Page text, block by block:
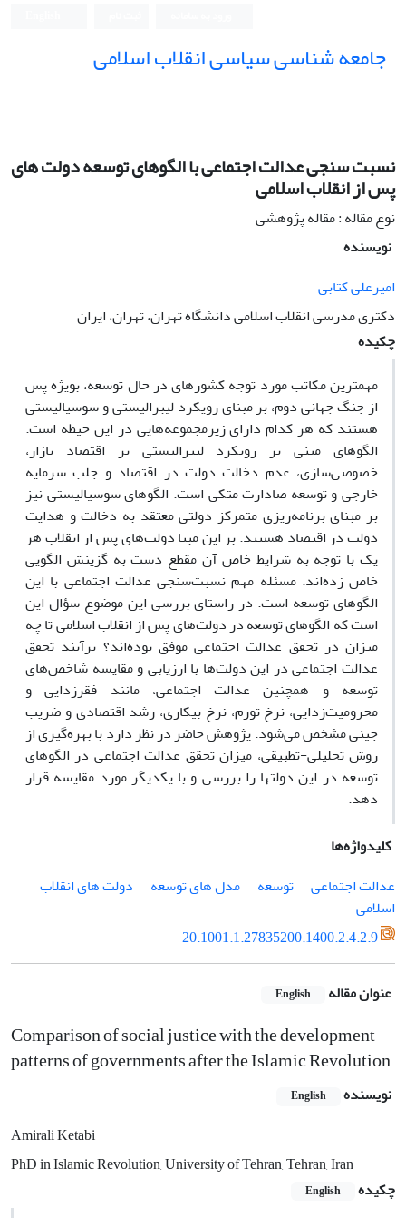
جامعه شناسی سیاسی انقلاب اسلامی
نسبت سنجی عدالت اجتماعی با الگوهای توسعه دولت های
پس از انقلاب اسلامی
نوع مقاله : مقاله پژوهشی
نویسنده
امیرعلی کتابی
دکتری مدرسی انقلاب اسلامی دانشگاه تهران، تهران، ایران
چکیده
مهمترین مکاتب مورد توجه کشورهای در حال توسعه، بویژه پس
از جنگ جهانی دوم، بر مبنای رویکرد لیبرالیستی و سوسیالیستی
هستند که هر کدام دارای زیرمجموعه‌هایی در این حیطه است.
الگوهای مبنی بر رویکرد لیبرالیستی بر اقتصاد بازار،
خصوصی‌سازی، عدم دخالت دولت در اقتصاد و جلب سرمایه
خارجی و توسعه صادارت متکی است. الگوهای سوسیالیستی نیز
بر مبنای برنامه‌ریزی متمرکز دولتی معتقد به دخالت و هدایت
دولت در اقتصاد هستند. بر این مبنا دولت‌های پس از انقلاب هر
یک با توجه به شرایط خاص آن مقطع دست به گزینش الگویی
خاص زده‌اند. مسئله مهم نسبت‌سنجی عدالت اجتماعی با این
الگوهای توسعه است. در راستای بررسی این موضوع سؤال این
است که الگوهای توسعه در دولت‌های پس از انقلاب اسلامی تا چه
میزان در تحقق عدالت اجتماعی موفق بوده‌اند؟ برآیند تحقق
عدالت اجتماعی در این دولت‌ها با ارزیابی و مقایسه شاخص‌های
توسعه و همچنین عدالت اجتماعی، مانند فقرزدایی و
محرومیت‌زدایی، نرخ تورم، نرخ بیکاری، رشد اقتصادی و ضریب
جینی مشخص می‌شود. پژوهش حاضر در نظر دارد با بهره‌گیری از
روش تحلیلی-تطبیقی، میزان تحقق عدالت اجتماعی در الگوهای
توسعه در این دولتها را بررسی و با یکدیگر مورد مقایسه قرار
دهد.
کلیدواژه‌ها
عدالت اجتماعی
توسعه مدل های توسعه
دولت های انقلاب
اسلامی
20.1001.1.27835200.1400.2.4.2.9
عنوان مقاله English
Comparison of social justice with the development
patterns of governments after the Islamic Revolution
نویسنده English
Amirali Ketabi
PhD in Islamic Revolution, University of Tehran, Tehran, Iran
چکیده
English